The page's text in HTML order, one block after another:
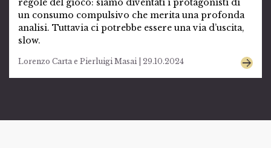
regole del gioco: siamo diventati i protagonisti di
un consumo compulsivo che merita una profonda
analisi. Tuttavia ci potrebbe essere una via d’uscita,
slow.
Lorenzo Carta e Pierluigi Masai | 29.10.2024